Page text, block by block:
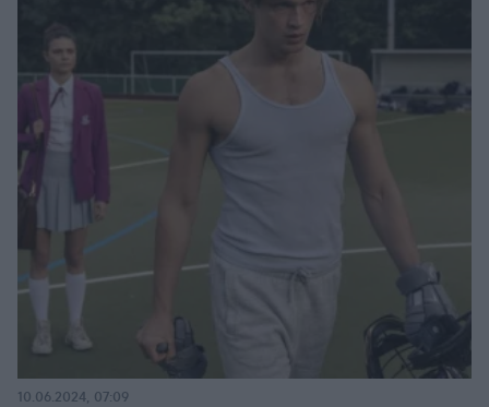
10.06.2024, 07:09